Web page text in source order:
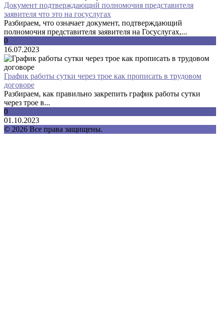
Документ подтверждающий полномочия представителя
заявителя что это на госуслугах
Разбираем, что означает документ, подтверждающий
полномочия представителя заявителя на Госуслугах,...
0
16.07.2023
График работы сутки через трое как прописать в трудовом
договоре
Разбираем, как правильно закрепить график работы сутки
через трое в...
0
01.10.2023
© 2026 Все права защищены.